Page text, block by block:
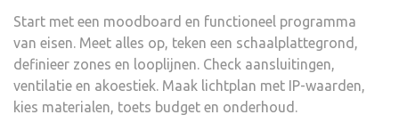
Start met een moodboard en functioneel programma
van eisen. Meet alles op, teken een schaalplattegrond,
definieer zones en looplijnen. Check aansluitingen,
ventilatie en akoestiek. Maak lichtplan met IP-waarden,
kies materialen, toets budget en onderhoud.